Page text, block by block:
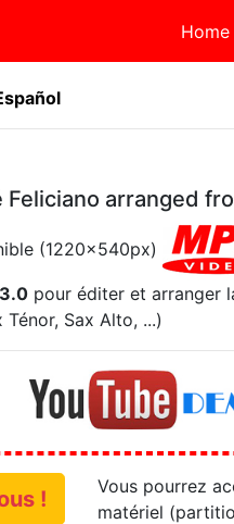
Home
arranged
(1220x540px)
pour éditer et arranger
Sax Alto, ...)
!
Vous pourrez
matériel